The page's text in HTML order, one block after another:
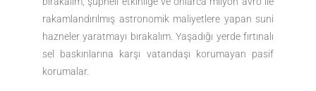
rakamlandırılmış astronomik maliyetlere yapan suni
hazneler yaratmayı bırakalım. Yaşadığı yerde fırtınalı
sel baskınlarına karşı vatandaşı korumayan pasif
korumalar.